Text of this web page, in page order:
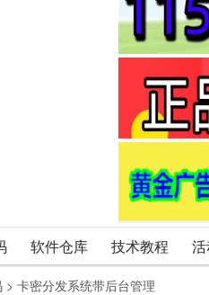
软件仓库 技术教程
> 卡密分发系统带后台管理